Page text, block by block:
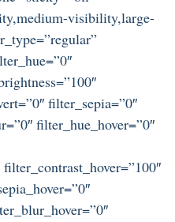
visibility,large-
filter_sepia=”0″
filter_hue_hover=”0″